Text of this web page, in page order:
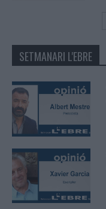
SETMANARI L'EBRE